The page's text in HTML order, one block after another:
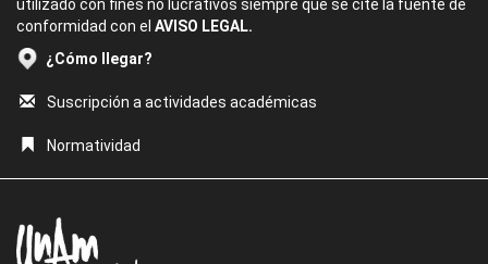
utilizado con fines no lucrativos siempre que se cite la fuente de
conformidad con el AVISO LEGAL.
¿Cómo llegar?
Suscripción a actividades académicas
Normatividad